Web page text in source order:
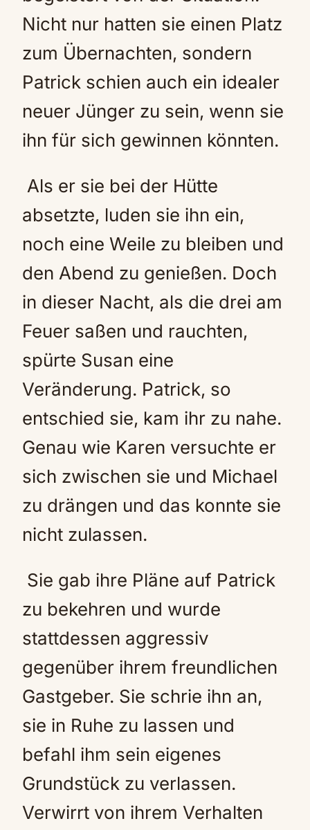
Nicht nur hatten sie einen Platz
zum Übernachten, sondern
Patrick schien auch ein idealer
neuer Jünger zu sein, wenn sie
ihn für sich gewinnen könnten.
Als er sie bei der Hütte
absetzte, luden sie ihn ein,
noch eine Weile zu bleiben und
den Abend zu genießen. Doch
in dieser Nacht, als die drei am
Feuer saßen und rauchten,
spürte Susan eine
Veränderung. Patrick, so
entschied sie, kam ihr zu nahe.
Genau wie Karen versuchte er
sich zwischen sie und Michael
zu drängen und das konnte sie
nicht zulassen.
Sie gab ihre Pläne auf Patrick
zu bekehren und wurde
stattdessen aggressiv
gegenüber ihrem freundlichen
Gastgeber. Sie schrie ihn an,
sie in Ruhe zu lassen und
befahl ihm sein eigenes
Grundstück zu verlassen.
Verwirrt von ihrem Verhalten